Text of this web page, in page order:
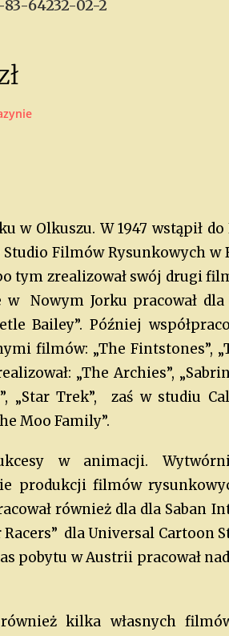
83-64232-02-2
w Olkuszu. W 1947 wstąpił
Filmów Rysunkowych w
tym zrealizował swój drugi
w Nowym Jorku pracował
Bailey”. Później
filmów: „The Fintstones”,
„The Archies”,
„Star Trek”, zaś w studiu
Moo Family”.
w animacji.
produkcji filmów
również dla dla Saban
dla Universal Cartoon
pobytu w Austrii pracował
kilka własnych